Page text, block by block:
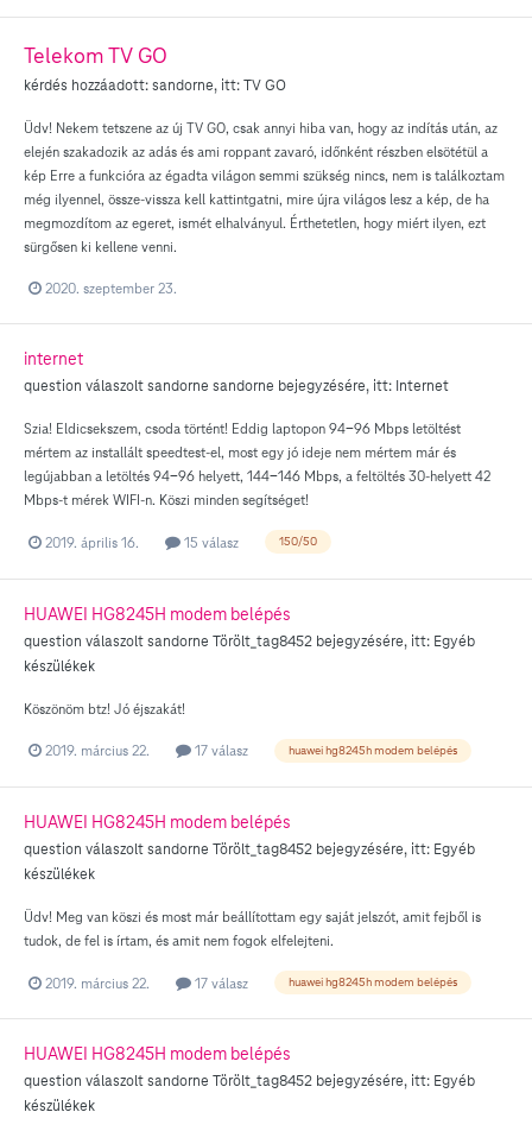
Telekom TV GO
kérdés hozzáadott:sandorne, itt:TV GO
Üdv! Nekem tetszene az új TV GO, csak annyi hiba van, hogy az indítás után, az
elején szakadozik az adás és ami roppant zavaró, időnként részben elsötétül a
kép Erre a funkcióra az égadta világon semmi szükség nincs, nem is találkoztam
még ilyennel, össze-vissza kell kattintgatni, mire újra világos lesz a kép, de ha
megmozdítom az egeret, ismét elhalványul. Érthetetlen, hogy miért ilyen, ezt
sürgősen ki kellene venni.
2020. szeptember 23.
internet
question válaszoltsandorne sandorne bejegyzésére, itt: Internet
Szia! Eldicsekszem, csoda történt! Eddig laptopon 94-96 Mbps letöltést
mértem az installált speedtest-el, most egy jó ideje nem mértem már és
legújabban a letöltés 94-96 helyett, 144-146 Mbps, a feltöltés 30-helyett 42
Mbps-t mérek WIFI-n. Köszi minden segítséget!
2019. április 16. 15 válasz 150/50
HUAWEI HG8245H modem belépés
question válaszoltsandorne Törölt_tag8452 bejegyzésére, itt: Egyéb
készülékek
Köszönöm btz! Jó éjszakát!
2019. március 22. 17 válasz huawei hg8245h modem belépés
HUAWEI HG8245H modem belépés
question válaszoltsandorne Törölt_tag8452 bejegyzésére, itt: Egyéb
készülékek
Üdv! Meg van köszi és most már beállítottam egy saját jelszót, amit fejből is
tudok, de fel is írtam, és amit nem fogok elfelejteni.
2019. március 22. 17 válasz huawei hg8245h modem belépés
HUAWEI HG8245H modem belépés
question válaszoltsandorne Törölt_tag8452 bejegyzésére, itt: Egyéb
készülékek